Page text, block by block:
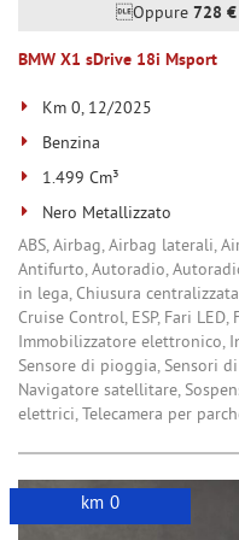
Oppure 728 €
BMW X1 sDrive 18i Msport
Km 0, 12/2025
Benzina
1.499 Cm³
Nero Metallizzato
ABS, Airbag, Airbag laterali,
Antifurto, Autoradio,
in lega, Chiusura
Cruise Control, ESP, Fari
Immobilizzatore elettronico,
Sensore di pioggia, Sensori
Navigatore satellitare,
elettrici, Telecamera per
km 0
le